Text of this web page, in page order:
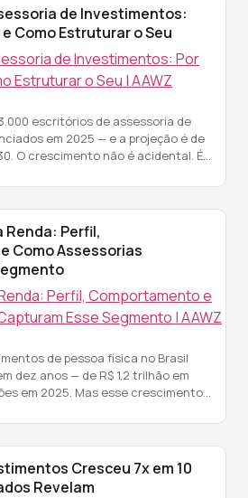
de Investimentos:
Como Estruturar o Seu
escritórios de assessoria de
em 2025 — e a projeção é de
O crescimento não é acidental. É
ainda não tem estrutura de
para atender a […]
Renda: Perfil,
Como Assessorias
de pessoa física no Brasil
dez anos — de R$ 1,2 trilhão em
em 2025. Mas esse crescimento
do que o dobro da média do
clientes com […]
Cresceu 7x em 10
Revelam